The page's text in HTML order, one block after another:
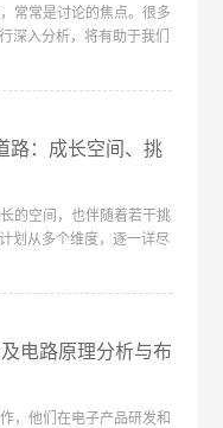
常常是讨论的焦点。很多
深入分析，将有助于我们
路：成长空间、挑
的空间，也伴随着若干挑
划从多个维度，逐一详尽
电路原理分析与布
，他们在电子产品研发和